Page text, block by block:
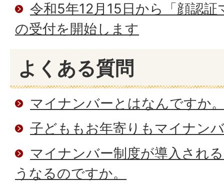
令和5年12月15日から「顔認
の受付を開始します
よくある質問
マイナンバーとはなんですか
子どももお年寄りもマイナン
マイナンバー制度が導入され
うなるのですか。